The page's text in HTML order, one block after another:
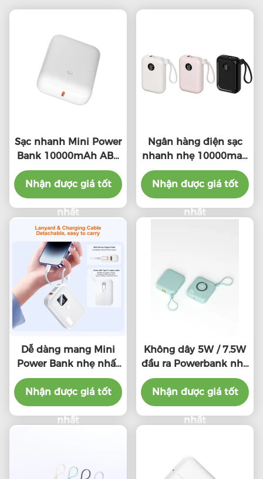
Sạc nhanh Mini Power
Bank 10000mAh ABS
vật liệu Đen / Trắng
Nhận được giá tốt
nhất
Ngân hàng điện sạc
nhanh nhẹ 10000mah
Mini OEM có sẵn
Nhận được giá tốt
nhất
Dễ dàng mang Mini
Power Bank nhẹ nhất
10000mah Power
Bank với PD22.5W
Output
Nhận được giá tốt
nhất
Không dây 5W / 7.5W
đầu ra Powerbank nhỏ
gọn, Powerbank nhẹ
cầm tay 10000mah
Nhận được giá tốt
nhất